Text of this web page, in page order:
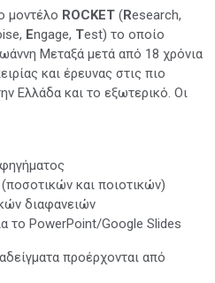
μοντέλο ROCKET (Research,
Engage, Test) το οποίο
Μεταξά μετά από 18 χρόνια
και έρευνας στις πιο
Ελλάδα και το εξωτερικό. Οι
και ποιοτικών)
διαφανειών
το PowerPoint/Google Slides
προέρχονται από